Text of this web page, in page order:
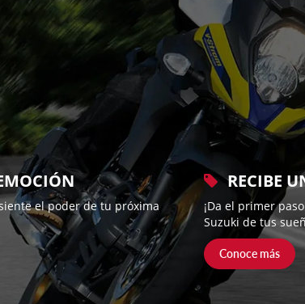
el poder de tu próxima
RECIBE
¡Da el primer
Suzuki de tus
Conoce más